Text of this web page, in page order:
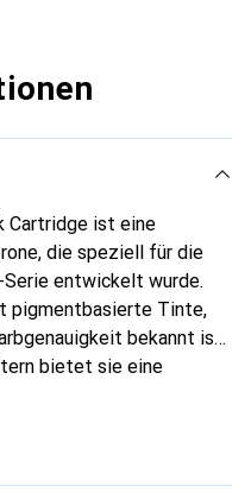
Cartridge ist eine
die speziell für die
entwickelt wurde.
pigmentbasierte Tinte,
bekannt ist.
bietet sie eine
Die
den Druck von Texten